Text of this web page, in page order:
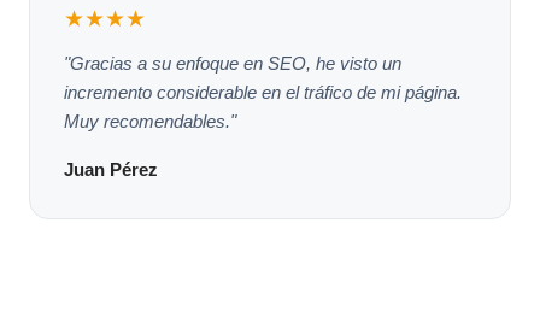
★★★★
"Gracias a su enfoque en SEO, he visto un
incremento considerable en el tráfico de mi página.
Muy recomendables."
Juan Pérez